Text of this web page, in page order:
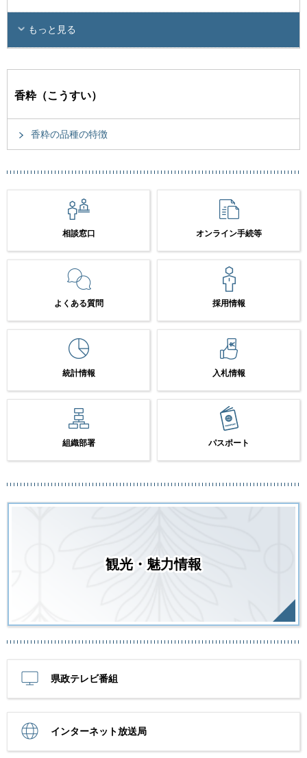
もっと見る
香粋（こうすい）
香粋の品種の特徴
相談窓口 オンライン手続等
よくある質問 採用情報
統計情報 入札情報
組織部署 パスポート
観光・魅力情報
県政テレビ番組
インターネット放送局